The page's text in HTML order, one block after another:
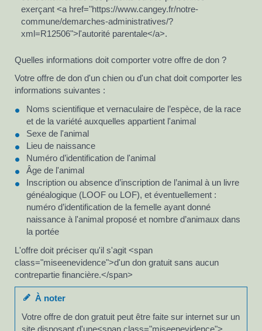
exerçant <a href="https://www.cangey.fr/notre-
commune/demarches-administratives/?
xml=R12506">l'autorité parentale</a>.
Quelles informations doit comporter votre offre de don ?
Votre offre de don d'un chien ou d'un chat doit comporter les
informations suivantes :
Noms scientifique et vernaculaire de l’espèce, de la race
et de la variété auxquelles appartient l'animal
Sexe de l'animal
Lieu de naissance
Numéro d’identification de l'animal
Âge de l'animal
Inscription ou absence d’inscription de l’animal à un livre
généalogique (LOOF ou LOF), et éventuellement :
numéro d’identification de la femelle ayant donné
naissance à l'animal proposé et nombre d’animaux dans
la portée
L'offre doit préciser qu'il s'agit <span
class="miseenevidence">d'un don gratuit sans aucun
contrepartie financière.</span>
À noter
Votre offre de don gratuit peut être faite sur internet sur un
site disposant d'une<span class="miseenevidence">